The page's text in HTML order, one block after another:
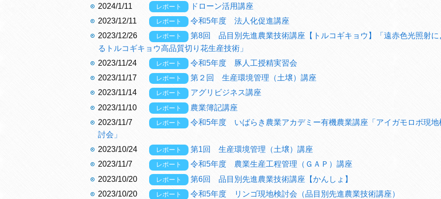
2024/1/11
レポート
ドローン活用講座
2023/12/11
レポート
令和5年度 法人化促進講座
2023/12/26
レポート
第8回 品目別先進農業技術講座【トルコギキョウ】「遠赤色光照射に
るトルコギキョウ高品質切り花生産技術」
2023/11/24
レポート
令和5年度 豚人工授精実習会
2023/11/17
レポート
第２回 生産環境管理（土壌）講座
2023/11/14
レポート
アグリビジネス講座
2023/11/10
レポート
農業簿記講座
2023/11/7
レポート
令和5年度 いばらき農業アカデミー有機農業講座「アイガモロボ現地
討会」
2023/10/24
レポート
第1回 生産環境管理（土壌）講座
2023/11/7
レポート
令和5年度 農業生産工程管理（ＧＡＰ）講座
2023/10/20
レポート
第6回 品目別先進農業技術講座【かんしょ】
2023/10/20
レポート
令和5年度 リンゴ現地検討会（品目別先進農業技術講座）